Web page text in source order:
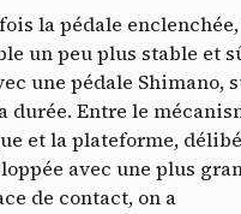
la pédale
un peu plus stable et
une pédale Shimano,
durée. Entre le
et la plateforme,
avec une plus
de contact, on a